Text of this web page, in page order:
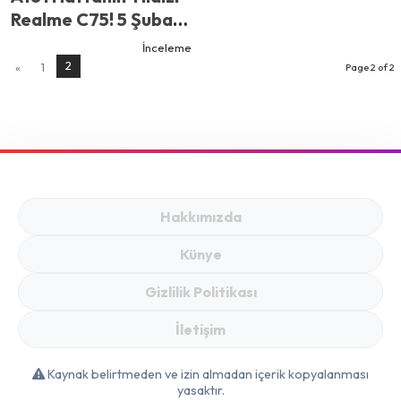
Realme C75! 5 Şubat
2026 Kataloğunda
256 GB Hafızalı Dev
İnceleme
Page 2 of 2
« 1 2
Hakkımızda
Künye
Gizlilik Politikası
İletişim
Kaynak belirtmeden ve izin almadan içerik kopyalanması
yasaktır.